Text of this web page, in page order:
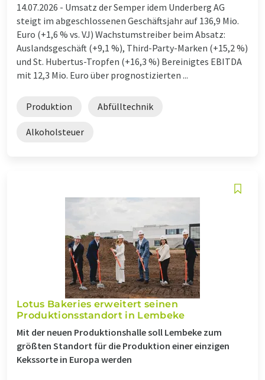
14.07.2026 - Umsatz der Semper idem Underberg AG
steigt im abgeschlossenen Geschäftsjahr auf 136,9 Mio.
Euro (+1,6 % vs. VJ) Wachstumstreiber beim Absatz:
Auslandsgeschäft (+9,1 %), Third-Party-Marken (+15,2 %)
und St. Hubertus-Tropfen (+16,3 %) Bereinigtes EBITDA
mit 12,3 Mio. Euro über prognostizierten ...
Produktion Abfülltechnik
Alkoholsteuer
Lotus Bakeries erweitert seinen
Produktionsstandort in Lembeke
Mit der neuen Produktionshalle soll Lembeke zum
größten Standort für die Produktion einer einzigen
Kekssorte in Europa werden